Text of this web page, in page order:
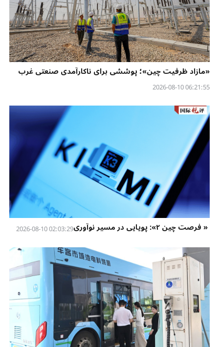
«مازاد ظرفیت چین»؛ پوششی برای ناکارآمدی صنعتی غرب
06:21:55 2026-08-10
« فرصت چین ۲»: پویایی در مسیر نوآوری 02:03:29 2026-08-10